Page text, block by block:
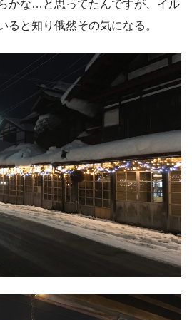
かな…と思ってたんですが、イル
ると知り俄然その気になる。